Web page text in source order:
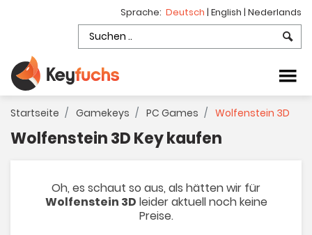
Sprache: Deutsch | English | Nederlands
Startseite Gamekeys PC Games Wolfenstein 3D
Wolfenstein 3D Key kaufen
Oh, es schaut so aus, als hätten wir für
Wolfenstein 3D leider aktuell noch keine
Preise.